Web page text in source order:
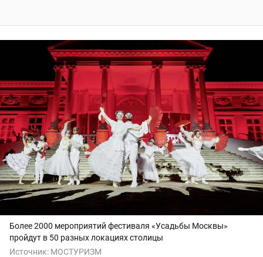
Более 2000 мероприятий фестиваля «Усадьбы Москвы»
пройдут в 50 разных локациях столицы
Источник: МОСТУРИЗМ